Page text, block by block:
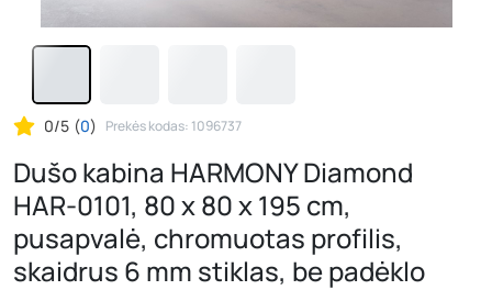
0/5 (0) Prekės kodas: 1096737
Dušo kabina HARMONY Diamond
HAR-0101, 80 x 80 x 195 cm,
pusapvalė, chromuotas profilis,
skaidrus 6 mm stiklas, be padėklo